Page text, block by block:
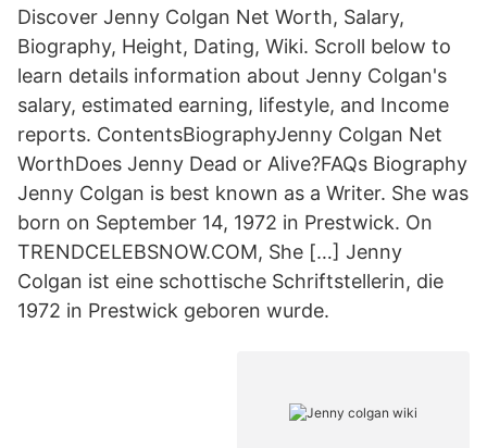
Discover Jenny Colgan Net Worth, Salary,
Biography, Height, Dating, Wiki. Scroll below to
learn details information about Jenny Colgan's
salary, estimated earning, lifestyle, and Income
reports. ContentsBiographyJenny Colgan Net
WorthDoes Jenny Dead or Alive?FAQs Biography
Jenny Colgan is best known as a Writer. She was
born on September 14, 1972 in Prestwick. On
TRENDCELEBSNOW.COM, She […] Jenny
Colgan ist eine schottische Schriftstellerin, die
1972 in Prestwick geboren wurde.